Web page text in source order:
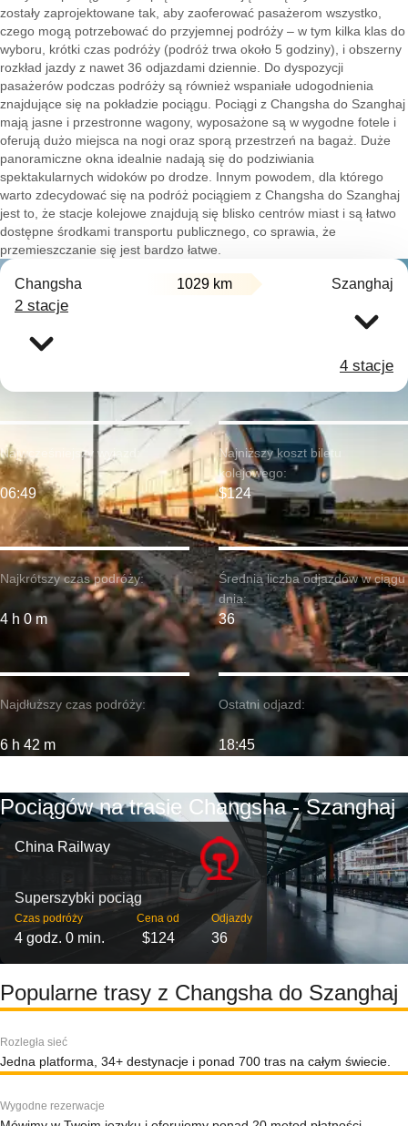
zostały zaprojektowane tak, aby zaoferować pasażerom wszystko,
czego mogą potrzebować do przyjemnej podróży – w tym kilka klas do
wyboru, krótki czas podróży (podróż trwa około 5 godziny), i obszerny
rozkład jazdy z nawet 36 odjazdami dziennie. Do dyspozycji
pasażerów podczas podróży są również wspaniałe udogodnienia
znajdujące się na pokładzie pociągu. Pociągi z Changsha do Szanghaj
mają jasne i przestronne wagony, wyposażone są w wygodne fotele i
oferują dużo miejsca na nogi oraz sporą przestrzeń na bagaż. Duże
panoramiczne okna idealnie nadają się do podziwiania
spektakularnych widoków po drodze. Innym powodem, dla którego
warto zdecydować się na podróż pociągiem z Changsha do Szanghaj
jest to, że stacje kolejowe znajdują się blisko centrów miast i są łatwo
dostępne środkami transportu publicznego, co sprawia, że
przemieszczanie się jest bardzo łatwe.
Changsha 1029 km Szanghaj
2 stacje
4 stacje
Najkrótszy czas podróży:
4 h 0 m
Najwcześniejszy wyjazd:
06:49
Najdłuższy czas podróży:
6 h 42 m
Najniższy koszt biletu
kolejowego:
$124
Średnia liczba odjazdów w ciągu
dnia:
36
Ostatni odjazd:
18:45
Pociągów na trasie Changsha - Szanghaj
China Railway
Superszybki pociąg
Czas podróży
4 godz. 0 min.
Cena od
$124
Odjazdy
36
Popularne trasy z Changsha do Szanghaj
Rozległa sieć
Jedna platforma, 34+ destynacje i ponad 700 tras na całym świecie.
Wygodne rezerwacje